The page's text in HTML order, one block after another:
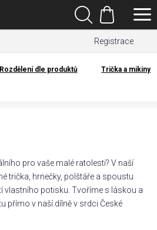
Registrace
Hledat
Nákupní
košík
Rozdělení dle produktů Trička a mikiny
pro vaše malé ratolesti? V naší
trička, hrnečky, polštáře a spoustu
vlastního potisku. Tvoříme s láskou a
přímo v naší dílně v srdci České